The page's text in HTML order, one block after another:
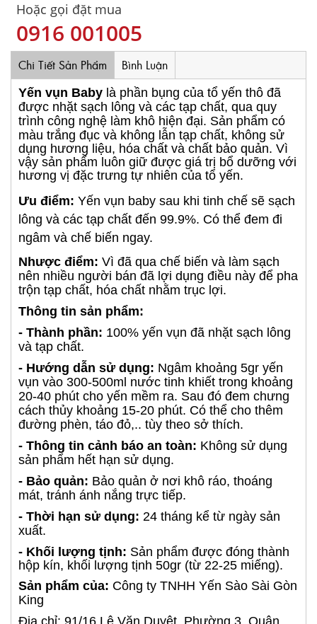
Hoặc gọi đặt mua
0916 001005
Chi Tiết Sản Phẩm Bình Luận
Yến vụn Baby là phần bụng của tổ yến thô đã
được nhặt sạch lông và các tạp chất, qua quy
trình công nghệ làm khô hiện đại. Sản phẩm có
màu trắng đục và không lẫn tạp chất, không sử
dụng hương liệu, hóa chất và chất bảo quản. Vì
vậy sản phẩm luôn giữ được giá trị bổ dưỡng với
hương vị đặc trưng tự nhiên của tổ yến.
Ưu điểm: Yến vụn baby sau khi tinh chế sẽ sạch
lông và các tạp chất đến 99.9%. Có thể đem đi
ngâm và chế biến ngay.
Nhược điểm: Vì đã qua chế biến và làm sạch
nên nhiều người bán đã lợi dụng điều này để pha
trộn tạp chất, hóa chất nhằm trục lợi.
Thông tin sản phẩm:
- Thành phần: 100% yến vụn đã nhặt sạch lông
và tạp chất.
- Hướng dẫn sử dụng: Ngâm khoảng 5gr yến
vụn vào 300-500ml nước tinh khiết trong khoảng
20-40 phút cho yến mềm ra. Sau đó đem chưng
cách thủy khoảng 15-20 phút. Có thể cho thêm
đường phèn, táo đỏ,.. tùy theo sở thích.
- Thông tin cảnh báo an toàn: Không sử dụng
sản phẩm hết hạn sử dụng.
- Bảo quản: Bảo quản ở nơi khô ráo, thoáng
mát, tránh ánh nắng trực tiếp.
- Thời hạn sử dụng: 24 tháng kể từ ngày sản
xuất.
- Khối lượng tịnh: Sản phẩm được đóng thành
hộp kín, khối lượng tịnh 50gr (từ 22-25 miếng).
Sản phẩm của: Công ty TNHH Yến Sào Sài Gòn
King